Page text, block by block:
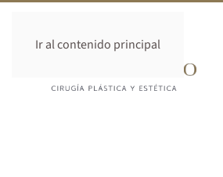
Ir al contenido principal